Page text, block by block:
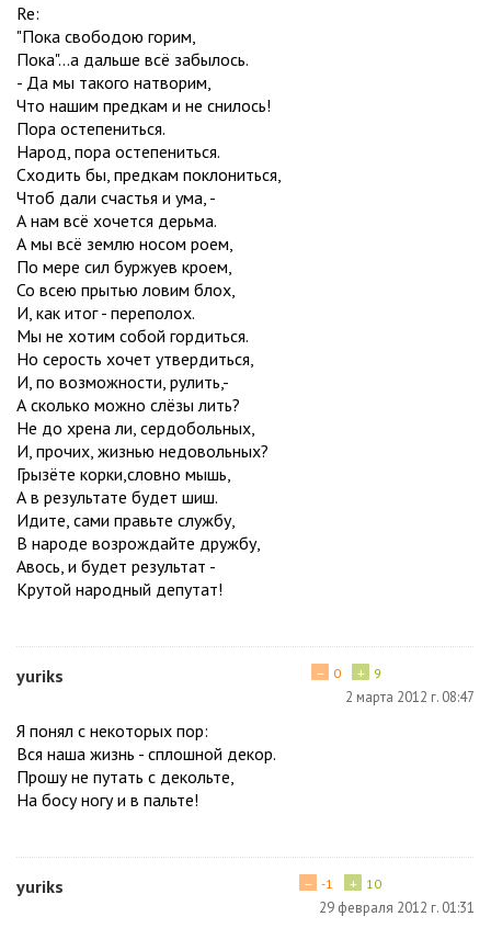
Re:
"Пока свободою горим,
Пока"...а дальше всё забылось.
- Да мы такого натворим,
Что нашим предкам и не снилось!
Пора остепениться.
Народ, пора остепениться.
Сходить бы, предкам поклониться,
Чтоб дали счастья и ума, -
А нам всё хочется дерьма.
А мы всё землю носом роем,
По мере сил буржуев кроем,
Со всею прытью ловим блох,
И, как итог - переполох.
Мы не хотим собой гордиться.
Но серость хочет утвердиться,
И, по возможности, рулить,-
А сколько можно слёзы лить?
Не до хрена ли, сердобольных,
И, прочих, жизнью недовольных?
Грызёте корки,словно мышь,
А в результате будет шиш.
Идите, сами правьте службу,
В народе возрождайте дружбу,
Авось, и будет результат -
Крутой народный депутат!
yuriks + 9
− 0
2 марта 2012 г. 08:47
Я понял с некоторых пор:
Вся наша жизнь - сплошной декор.
Прошу не путать с декольте,
На босу ногу и в пальте!
yuriks + 10
− -1
29 февраля 2012 г. 01:31